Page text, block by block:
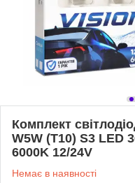
Комплект
W5W (T10) S3 LED
6000K 12/24V
Немає в наявності